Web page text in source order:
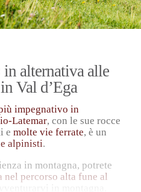
in alternativa alle
Val d’Ega
impegnativo in
Latemar, con le sue rocce
emolte vie ferrate, è un
alpinisti.
in montagna, potrete
nel percorso alta fune al